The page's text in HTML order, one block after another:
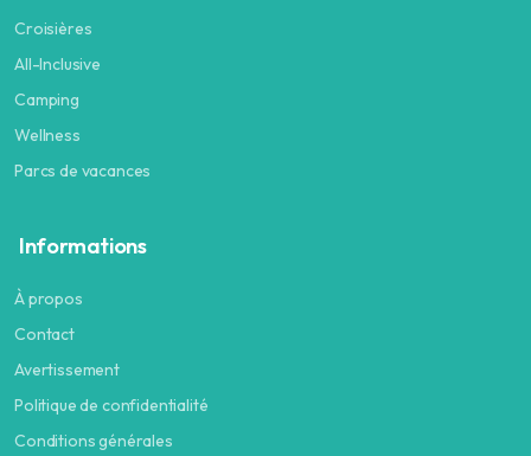
Croisières
All-Inclusive
Camping
Wellness
Parcs de vacances
Informations
À propos
Contact
Avertissement
Politique de confidentialité
Conditions générales